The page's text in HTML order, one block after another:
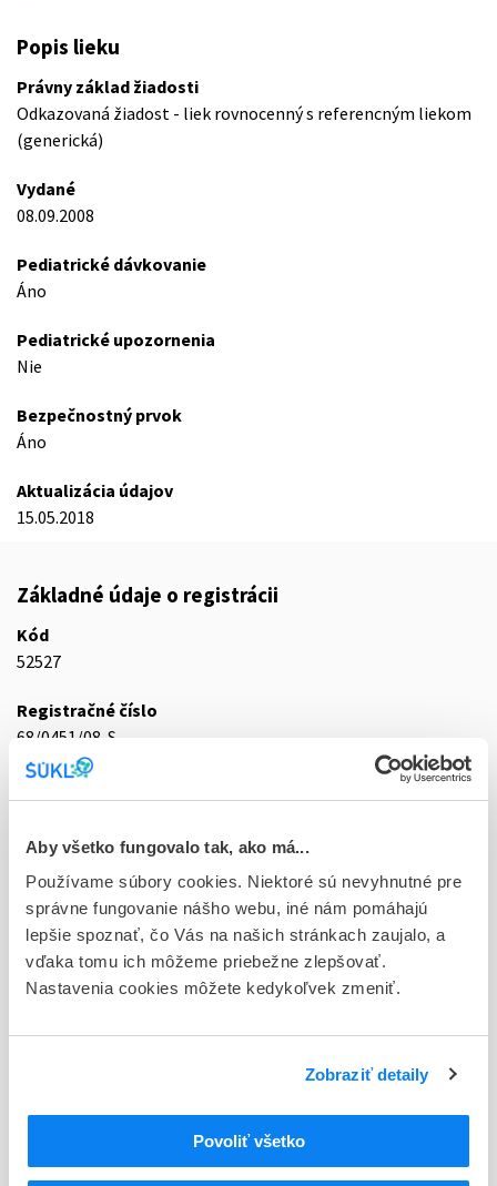
Aby všetko fungovalo tak, ako má...
Používame súbory cookies. Niektoré sú nevyhnutné pre
správne fungovanie nášho webu, iné nám pomáhajú
lepšie spoznať, čo Vás na našich stránkach zaujalo, a
vďaka tomu ich môžeme priebežne zlepšovať.
Nastavenia cookies môžete kedykoľvek zmeniť.
Zobraziť detaily
Povoliť všetko
Popis lieku
Právny základ žiadosti
Odkazovaná žiadost - liek rovnocenný s referencným liekom
(generická)
Vydané
08.09.2008
Pediatrické dávkovanie
Áno
Pediatrické upozornenia
Nie
Bezpečnostný prvok
Áno
Aktualizácia údajov
15.05.2018
Základné údaje o registrácii
Kód
52527
Registračné číslo
68/0451/08-S
Doplnok
Stav
D - Registrácia bez obmedzenia platnosti
Typ registračnej procedúry
Decentralizovaná
KRKA, d.d., Novo mesto, Slovinsko
68 - ANTIPSYCHOTICA (NEUROLEPTICA)
ATC